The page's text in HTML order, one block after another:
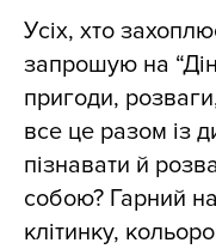
Усіх, хто
запрошую на
пригоди,
все це разом із
пізнавати й
собою? Гарний
клітинку,